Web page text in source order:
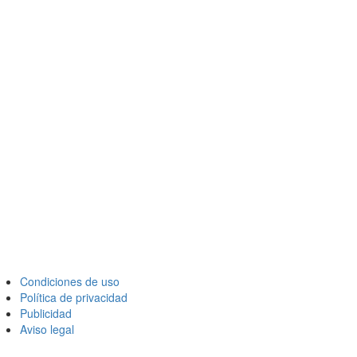
Condiciones de uso
Política de privacidad
Publicidad
Aviso legal